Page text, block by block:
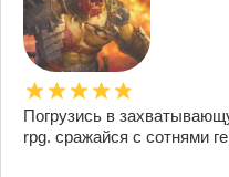
Погрузись в
rpg. сражайся с сотнями